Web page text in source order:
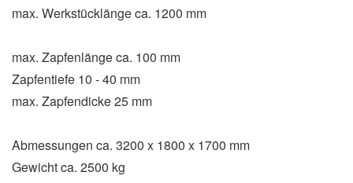
max. Werkstücklänge ca. 1200 mm
max. Zapfenlänge ca. 100 mm
Zapfentiefe 10 - 40 mm
max. Zapfendicke 25 mm
Abmessungen ca. 3200 x 1800 x 1700 mm
Gewicht ca. 2500 kg